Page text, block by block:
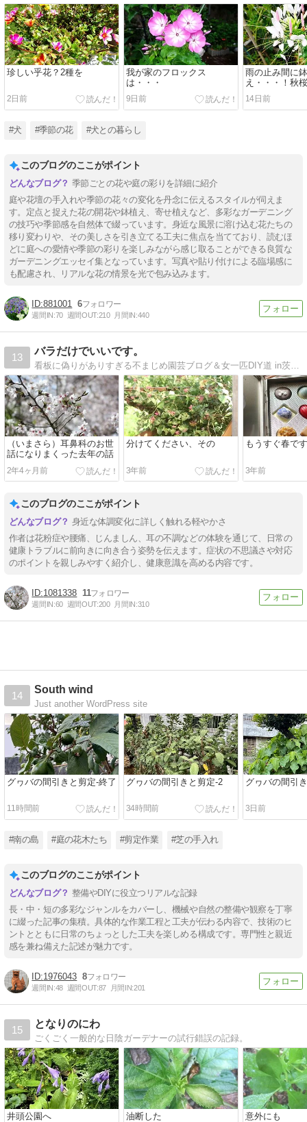
珍しい乎花？2種を
2日前
我が家のフロックス
は・・・
9日前
雨の止み間に
え・・・！秋桜
14日前
#犬 #季節の花 #犬との暮らし
このブログのここがポイント
季節ごとの花や庭の彩りを詳細に紹介
庭や花壇の手入れや季節の花々の変化を丹念に伝えるスタイルが伺えま
す。定点と捉えた花の開花や鉢植え、寄せ植えなど、多彩なガーデニング
の技巧や季節感を自然体で綴っています。身近な風景に溶け込む花たちの
移り変わりや、その美しさを引き立てる工夫に焦点を当てており、読むほ
どに庭への愛情や季節の彩りを楽しみながら感じ取ることができる良質な
ガーデニングエッセイ集となっています。写真や貼り付けによる臨場感に
も配慮され、リアルな花の情景を光で包み込みます。
881001 6
週間IN:70 週間OUT:210 月間IN:440
13
バラだけでいいです。
看板に偽りがありすぎる不まじめ園芸ブログ＆女一匹DIY道 in茨城。2017年からは庭付き中古一軒家で、放置された庭を再開発中。
（いまさら）耳鼻科のお世
話になりまくった去年の話
2年4ヶ月前
分けてください、その
3年前
もうすぐ春で
3年前
このブログのここがポイント
身近な体調変化に詳しく触れる軽やかさ
作者は花粉症や腰痛、じんましん、耳の不調などの体験を通じて、日常の
健康トラブルに前向きに向き合う姿勢を伝えます。症状の不思議さや対応
のポイントを親しみやすく紹介し、健康意識を高める内容です。
1081338 11
週間IN:60 週間OUT:200 月間IN:310
14
South wind
Just another WordPress site
グヮバの間引きと剪定-終了
11時間前
グヮバの間引きと剪定-2
34時間前
グヮバの間引
3日前
#南の島 #庭の花木たち #剪定作業 #芝の手入れ
このブログのここがポイント
整備やDIYに役立つリアルな記録
長・中・短の多彩なジャンルをカバーし、機械や自然の整備や観察を丁寧
に綴った記事の集積。具体的な作業工程と工夫が伝わる内容で、技術のヒ
ントとともに日常のちょっとした工夫を楽しめる構成です。専門性と親近
感を兼ね備えた記述が魅力です。
1976043 8
週間IN:48 週間OUT:87 月間IN:201
15
となりのにわ
ごくごく一般的な日陰ガーデナーの試行錯誤の記録。
井頭公園へ 油断した 意外にも